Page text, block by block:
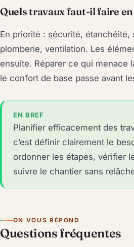
Quels travaux faut-il faire
En priorité : sécurité,
plomberie, ventilation. Les
ensuite. Réparer ce qui menace
le confort de base passe avant
EN BREF
Planifier efficacement des
c’est définir clairement le
ordonner les étapes, vérifier
suivre le chantier sans
ON VOUS RÉPOND
Questions fréquentes